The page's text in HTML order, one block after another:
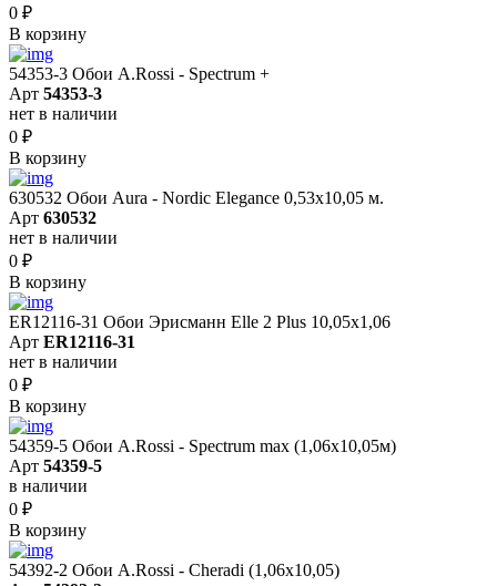
0 ₽
В корзину
54353-3 Обои A.Rossi - Spectrum +
Арт 54353-3
нет в наличии
0 ₽
В корзину
630532 Обои Aura - Nordic Elegance 0,53x10,05 м.
Арт 630532
нет в наличии
0 ₽
В корзину
ER12116-31 Обои Эрисманн Elle 2 Plus 10,05x1,06
Арт ER12116-31
нет в наличии
0 ₽
В корзину
54359-5 Обои A.Rossi - Spectrum max (1,06x10,05м)
Арт 54359-5
в наличии
0 ₽
В корзину
54392-2 Обои A.Rossi - Cheradi (1,06x10,05)